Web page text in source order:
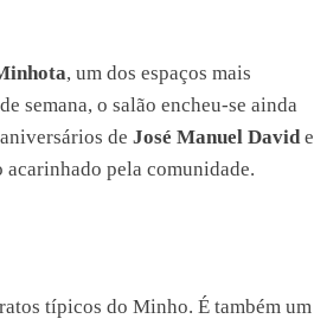
, um dos espaços mais
semana, o salão encheu-se ainda
de José Manuel Davide
pela comunidade.
típicos do Minho. É também um